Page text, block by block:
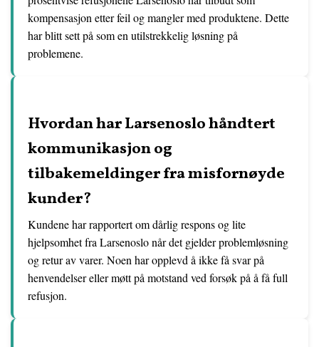
kompensasjon etter feil og mangler med produktene. Dette
har blitt sett på som en utilstrekkelig løsning på
problemene.
Hvordan har Larsenoslo håndtert
kommunikasjon og
tilbakemeldinger fra misfornøyde
kunder?
Kundene har rapportert om dårlig respons og lite
hjelpsomhet fra Larsenoslo når det gjelder problemløsning
og retur av varer. Noen har opplevd å ikke få svar på
henvendelser eller møtt på motstand ved forsøk på å få full
refusjon.